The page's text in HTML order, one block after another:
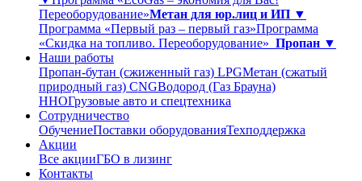
Переоборудование»Метан для юр.лиц и ИП ▼
Программа «Первый раз – первый газ»Программа
«Скидка на топливо. Переоборудование» Пропан ▼
Наши работы
Пропан-бутан (сжиженный газ) LPGМетан (сжатый
природный газ) CNGВодород (Газ Брауна)
ННОГрузовые авто и спецтехника
Сотрудничество
ОбучениеПоставки оборудованияТехподдержка
Акции
Все акцииГБО в лизинг
Контакты